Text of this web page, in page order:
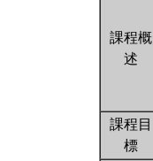
課程概
述
課程目
標